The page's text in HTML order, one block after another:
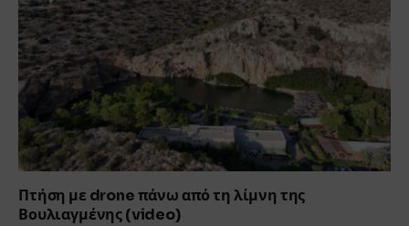
Πτήση με drone πάνω από τη λίμνη της
Βουλιαγμένης (video)